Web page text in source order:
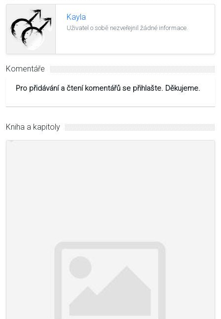
Kayla
Uživatel o sobě nezveřejnil žádné informace.
Komentáře
Pro přidávání a čtení komentářů se přihlašte. Děkujeme.
Kniha a kapitoly